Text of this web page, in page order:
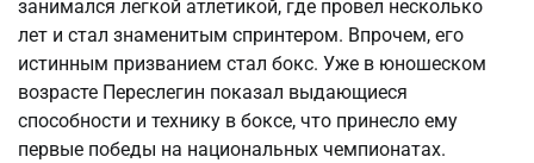
занимался легкой атлетикой, где провел несколько
лет и стал знаменитым спринтером. Впрочем, его
истинным призванием стал бокс. Уже в юношеском
возрасте Переслегин показал выдающиеся
способности и технику в боксе, что принесло ему
первые победы на национальных чемпионатах.